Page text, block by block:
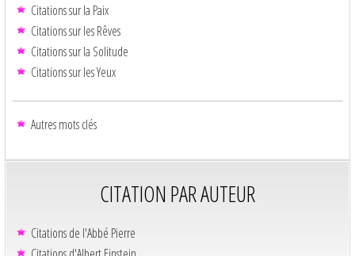
Citations sur la Paix
Citations sur les Rêves
Citations sur la Solitude
Citations sur les Yeux
Autres mots clés
CITATION PAR AUTEUR
Citations de l'Abbé Pierre